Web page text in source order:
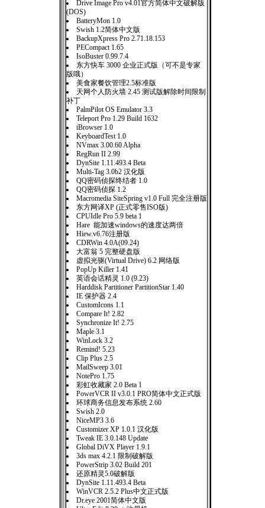
Drive Image Pro v4.01官方简体中文破解版
(DOS)
BatteryMon 1.0
Swish 1.2简体中文版
BackupXpress Pro 2.71.18.153
PECompact 1.65
IsoBuster 0.99.7.4
东方快车 3000 企业正式版（可不是专家
版哦）
美食家餐饮管理2.5标准版
天网个人防火墙 2.45 测试版解除时间限制
补丁
PalmPilot OS Emulator 3.3
Teleport Pro 1.29 Build 1632
iBrowser 1.0
KeyboardTest 1.0
NVmax 3.00.60 Alpha
RegRun II 2.99
DynSite 1.11.493.4 Beta
Multi-Tag 3.0b2 汉化版
QQ密码侦探终结者 1.0
QQ密码侦探 1.2
Macromedia SiteSpring v1.0 Full 完全注册版
东方网译XP (正式零售ISO版)
CPUIdle Pro 5.9 beta 1
Hare 能加速windows的速度达两倍
Hiew.v6.76注册版
CDRWin 4.0A(09.24)
大富翁 5 完整硬盘版
虚拟光驱(Virtual Drive) 6.2 网络版
PopUp Killer 1.41
英语会话精灵 1.0 (9.23)
Harddisk Partitioner PartitionStar 1.40
IE 保护器 2.4
CustomIcons 1.1
Compare It! 2.82
Synchronize It! 2.75
Maple 3.1
WinLock 3.2
Remind! 5.23
Clip Plus 2.5
MailSweep 3.01
NotePro 1.75
彩虹收藏家 2.0 Beta 1
PowerVCR II v3.0.1 PRO简体中文正式版
环球商务信息发布系统 2.60
Swish 2.0
NiceMP3 3.6
Customizer XP 1.0.1 汉化版
Tweak IE 3.0.148 Update
Global DiVX Player 1.9.1
3ds max 4.2.1 限制破解版
PowerStrip 3.02 Build 201
还原精灵5.0破解版
DynSite 1.11.493.4 Beta
WinVCR 2.5.2 Plus中文正式版
Dr.eye 2001简体中文版